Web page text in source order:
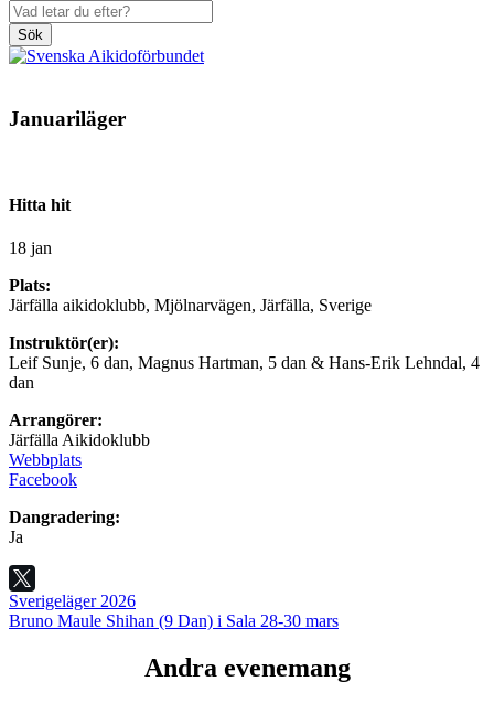
Sök
Januariläger
Hitta hit
18 jan
Plats:
Järfälla aikidoklubb, Mjölnarvägen, Järfälla, Sverige
Instruktör(er):
Leif Sunje, 6 dan, Magnus Hartman, 5 dan & Hans-Erik Lehndal, 4
dan
Arrangörer:
Järfälla Aikidoklubb
Webbplats
Facebook
Dangradering:
Ja
Sverigeläger 2026
Bruno Maule Shihan (9 Dan) i Sala 28-30 mars
Andra evenemang